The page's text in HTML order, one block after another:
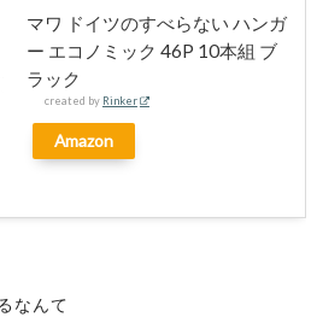
マワ ドイツのすべらない ハンガ
ー エコノミック 46P 10本組 ブ
ラック
created by Rinker
Amazon
なんて